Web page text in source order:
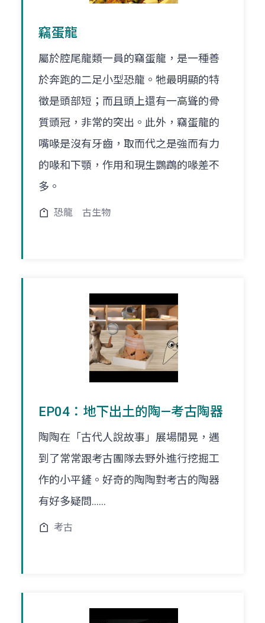
竊蛋龍
屬於腔尾龍類一員的竊蛋龍，是一種善
於奔跑的二足小型恐龍。牠最明顯的特
徵是頭部短；而且頭上還有一高聳的骨
質頭冠，非常的突出。此外，竊蛋龍的
嘴喙是沒有牙齒，取而代之是強而有力
的喙和下顎，作用和現生鸚鵡的喙差不
多。
恐龍 古生物
EP04：地下出土的陶—考古陶器
陶陶在「古代人說故事」展場閒晃，遇
到了常常跟考古團隊去野外進行挖掘工
作的小平鏟。好奇的陶陶對考古的陶器
有好多疑問......
考古